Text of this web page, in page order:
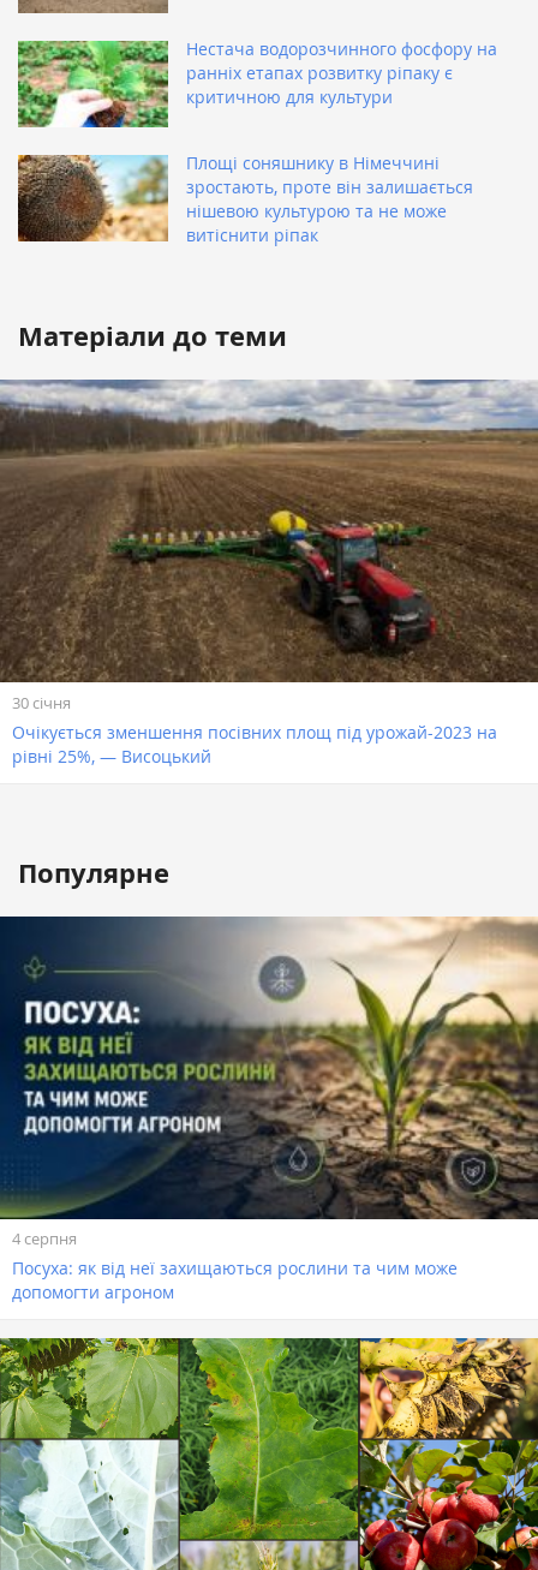
Нестача водорозчинного фосфору на
ранніх етапах розвитку ріпаку є
критичною для культури
Площі соняшнику в Німеччині
зростають, проте він залишається
нішевою культурою та не може
витіснити ріпак
Матеріали до теми
30 січня
Очікується зменшення посівних площ під урожай-2023 на
рівні 25%, — Висоцький
Популярне
4 серпня
Посуха: як від неї захищаються рослини та чим може
допомогти агроном